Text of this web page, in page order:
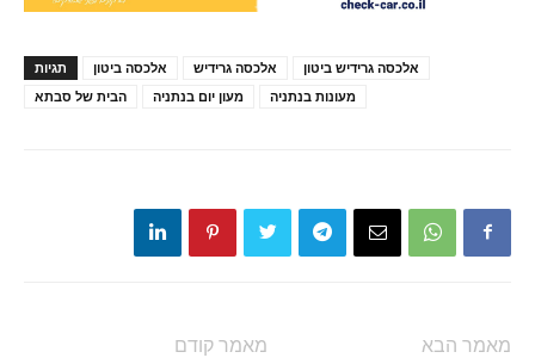
תגיות אלכסה ביטון אלכסה גרידיש
אלכסה גרידיש ביטון
הבית של סבתא
מעון יום בנתניה מעונות בנתניה
מאמר קודם מאמר הבא